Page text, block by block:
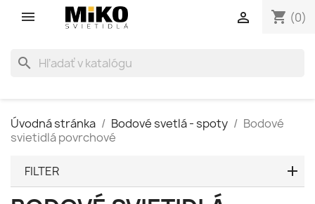
shopping_cart (0)

search
Úvodná stránka Bodové svetlá - spoty
Bodové
svietidlá povrchové
FILTER